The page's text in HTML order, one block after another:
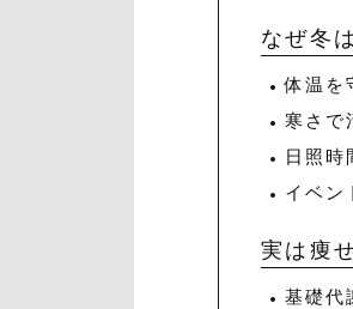
なぜ冬
体温を
寒さで
日照
イベン
実は痩
基礎代